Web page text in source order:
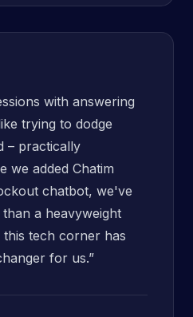
with answering
trying to dodge
– practically
we added Chatim
chatbot, we've
a heavyweight
tech corner has
for us.”